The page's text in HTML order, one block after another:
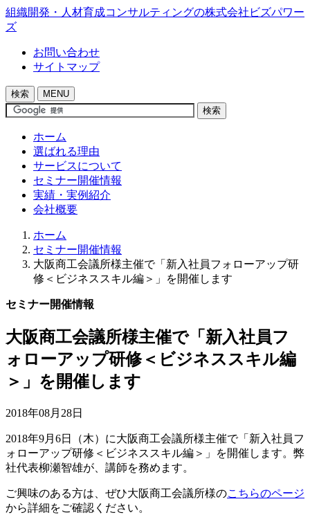
組織開発・人材育成コンサルティングの株式会社ビズパワー
ズ
お問い合わせ
サイトマップ
検索
MENU
検索
ホーム
選ばれる理由
サービスについて
セミナー開催情報
実績・実例紹介
会社概要
ホーム
セミナー開催情報
大阪商工会議所様主催で「新入社員フォローアップ研
修＜ビジネススキル編＞」を開催します
セミナー開催情報
大阪商工会議所様主催で「新入社員フ
ォローアップ研修＜ビジネススキル編
＞」を開催します
2018年08月28日
2018年9月6日（木）に大阪商工会議所様主催で「新入社員フ
ォローアップ研修＜ビジネススキル編＞」を開催します。弊
社代表柳瀬智雄が、講師を務めます。
ご興味のある方は、ぜひ大阪商工会議所様のこちらのページ
から詳細をご確認ください。